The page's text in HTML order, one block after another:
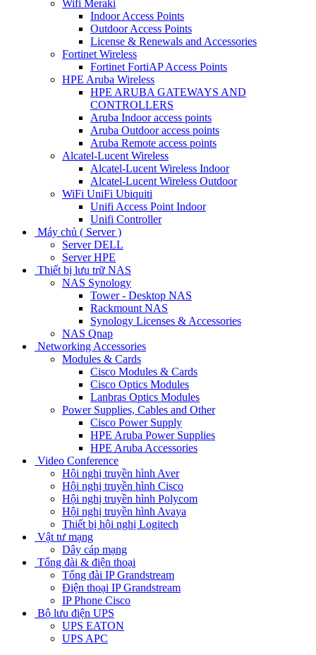
Wifi Meraki
Indoor Access Points
Outdoor Access Points
License & Renewals and Accessories
Fortinet Wireless
Fortinet FortiAP Access Points
HPE Aruba Wireless
HPE ARUBA GATEWAYS AND
CONTROLLERS
Aruba Indoor access points
Aruba Outdoor access points
Aruba Remote access points
Alcatel-Lucent Wireless
Alcatel-Lucent Wireless Indoor
Alcatel-Lucent Wireless Outdoor
WiFi UniFi Ubiquiti
Unifi Access Point Indoor
Unifi Controller
Máy chủ ( Server )
Server DELL
Server HPE
Thiết bị lưu trữ NAS
NAS Synology
Tower - Desktop NAS
Rackmount NAS
Synology Licenses & Accessories
NAS Qnap
Networking Accessories
Modules & Cards
Cisco Modules & Cards
Cisco Optics Modules
Lanbras Optics Modules
Power Supplies, Cables and Other
Cisco Power Supply
HPE Aruba Power Supplies
HPE Aruba Accessories
Video Conference
Hội nghị truyền hình Aver
Hội nghị truyền hình Cisco
Hội nghị truyền hình Polycom
Hội nghị truyền hình Avaya
Thiết bị hội nghị Logitech
Vật tư mạng
Dây cáp mạng
Tổng đài & điện thoại
Tổng đài IP Grandstream
Điện thoại IP Grandstream
IP Phone Cisco
Bộ lưu điện UPS
UPS EATON
UPS APC